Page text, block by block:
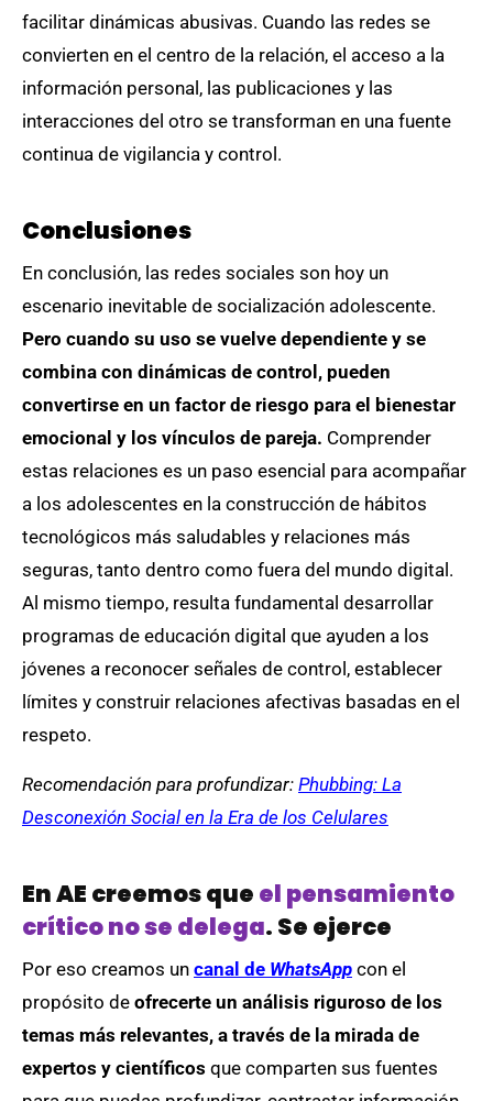
facilitar dinámicas abusivas. Cuando las redes se
convierten en el centro de la relación, el acceso a la
información personal, las publicaciones y las
interacciones del otro se transforman en una fuente
continua de vigilancia y control.
Conclusiones
En conclusión, las redes sociales son hoy un
escenario inevitable de socialización adolescente.
Pero cuando su uso se vuelve dependiente y se
combina con dinámicas de control, pueden
convertirse en un factor de riesgo para el bienestar
emocional y los vínculos de pareja. Comprender
estas relaciones es un paso esencial para acompañar
a los adolescentes en la construcción de hábitos
tecnológicos más saludables y relaciones más
seguras, tanto dentro como fuera del mundo digital.
Al mismo tiempo, resulta fundamental desarrollar
programas de educación digital que ayuden a los
jóvenes a reconocer señales de control, establecer
límites y construir relaciones afectivas basadas en el
respeto.
Recomendación para profundizar: Phubbing: La
Desconexión Social en la Era de los Celulares
En AE creemos que el pensamiento
crítico no se delega. Se ejerce
Por eso creamos un canal de WhatsApp con el
propósito de ofrecerte un análisis riguroso de los
temas más relevantes, a través de la mirada de
expertos y científicos que comparten sus fuentes